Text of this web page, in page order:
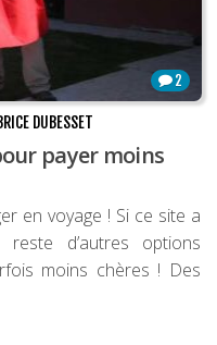
2
DUBESSET
payer moins
en voyage ! Si ce site a
d’autres options
moins chères ! Des